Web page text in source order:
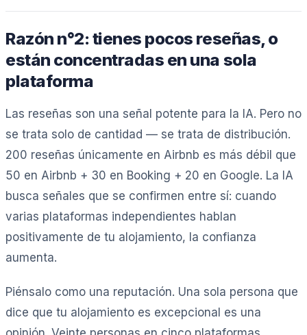
Razón n°2: tienes pocos reseñas, o
están concentradas en una sola
plataforma
Las reseñas son una señal potente para la IA. Pero no
se trata solo de cantidad — se trata de distribución.
200 reseñas únicamente en Airbnb es más débil que
50 en Airbnb + 30 en Booking + 20 en Google. La IA
busca señales que se confirmen entre sí: cuando
varias plataformas independientes hablan
positivamente de tu alojamiento, la confianza
aumenta.
Piénsalo como una reputación. Una sola persona que
dice que tu alojamiento es excepcional es una